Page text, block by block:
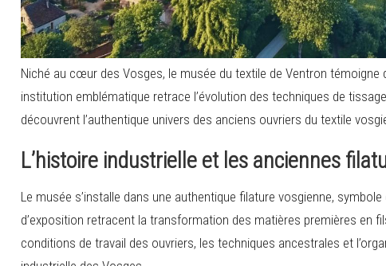
Niché au cœur des Vosges, le musée du textile de Ventron témoigne
institution emblématique retrace l’évolution des techniques de
découvrent l’authentique univers des anciens ouvriers du textile
L’histoire industrielle et les anciennes
Le musée s’installe dans une authentique filature vosgienne, symbole
d’exposition retracent la transformation des matières premières en
conditions de travail des ouvriers, les techniques ancestrales et